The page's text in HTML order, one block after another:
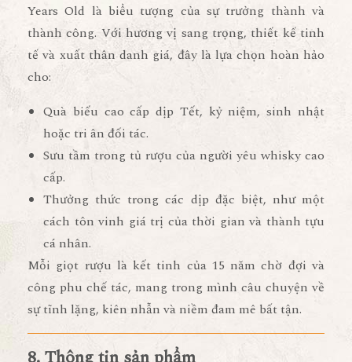
Years Old là biểu tượng củasự trưởng thành và
thành công. Với hương vị sang trọng, thiết kế tinh
tế và xuất thân danh giá, đây là lựa chọn hoàn hảo
cho:
Quà biếu cao cấp dịp Tết, kỷ niệm, sinh nhật
hoặc tri ân đối tác.
Sưu tầm trong tủ rượu của người yêu whisky cao
cấp.
Thưởng thức trong các dịp đặc biệt, như một
cách tôn vinh giá trị của thời gian và thành tựu
cá nhân.
Mỗi giọt rượu là kết tinh của 15 năm chờ đợi và
công phu chế tác, mang trong mình câu chuyện về
sự tĩnh lặng, kiên nhẫn và niềm đam mê bất tận.